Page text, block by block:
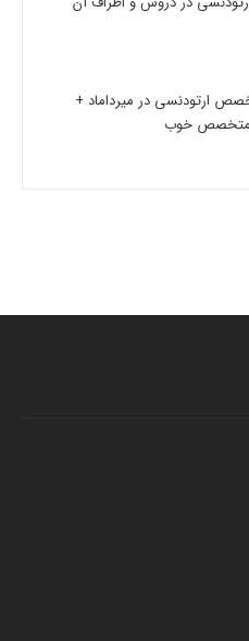
ارتودنسی در میرداماد +
متخصص خوب